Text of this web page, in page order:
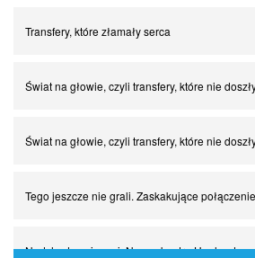
Transfery, które złamały serca
Świat na głowie, czyli transfery, które nie
Świat na głowie, czyli transfery, które nie
Tego jeszcze nie grali. Zaskakujące
Nadchodzą giganci. Nunez kontra Haaland